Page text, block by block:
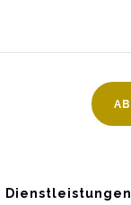
Dienstleistungen